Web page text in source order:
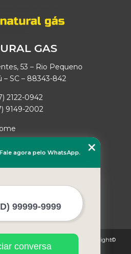
GAS
53 – Rio Pequeno
– SC – 88343-842
2122-0942
9149-2002
do site
à proteção de direitos autorais. Copyright©
agora pelo WhatsApp.
conversa